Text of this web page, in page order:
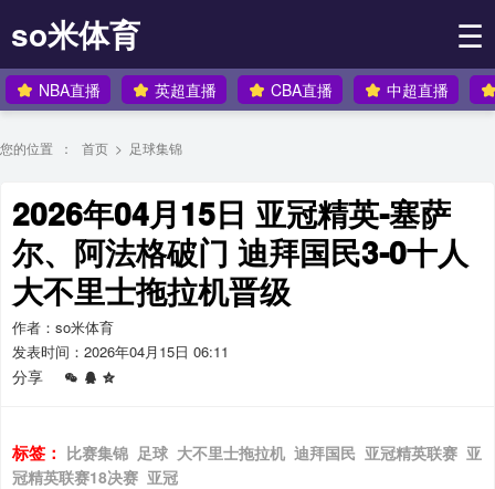
so米体育 ☰
NBA直播 英超直播 CBA直播 中超直播
您的位置 ： 首页 > 足球集锦
2026年04月15日 亚冠精英-塞萨
尔、阿法格破门 迪拜国民3-0十人
大不里士拖拉机晋级
作者：so米体育
发表时间：2026年04月15日 06:11
分享
标签： 比赛集锦 足球 大不里士拖拉机 迪拜国民 亚冠精英联赛 亚
冠精英联赛18决赛 亚冠